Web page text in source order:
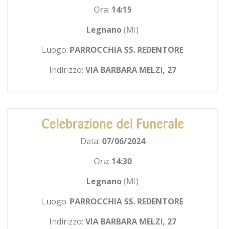
Ora: 14:15
Legnano(MI)
Luogo: PARROCCHIA SS. REDENTORE
Indirizzo: VIA BARBARA MELZI, 27
Celebrazione del Funerale
Data: 07/06/2024
Ora: 14:30
Legnano(MI)
Luogo: PARROCCHIA SS. REDENTORE
Indirizzo: VIA BARBARA MELZI, 27